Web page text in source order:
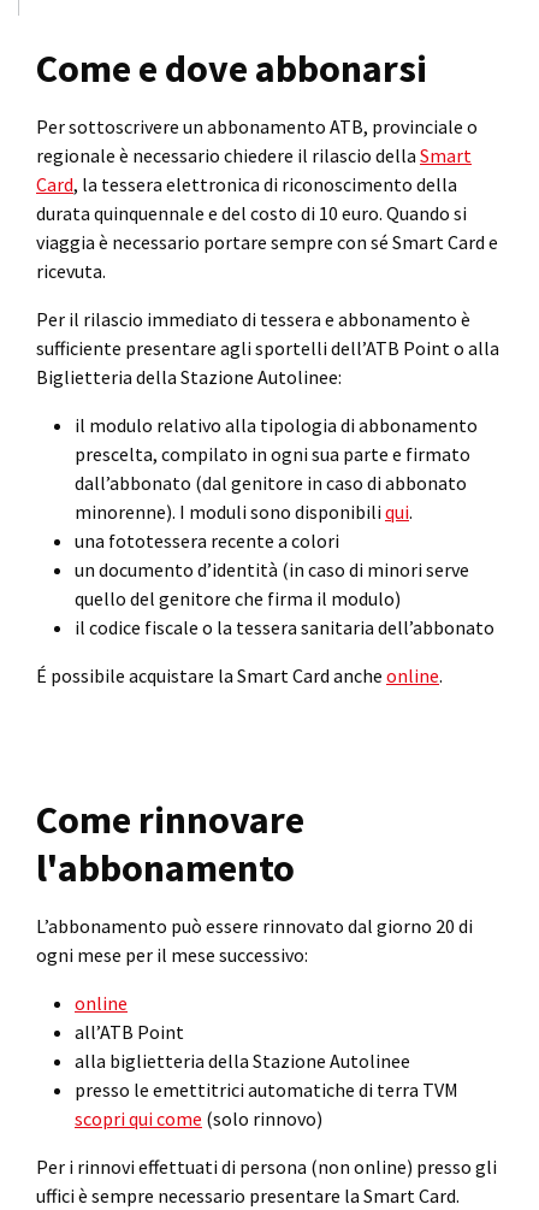
Come e dove abbonarsi
Per sottoscrivere un abbonamento ATB, provinciale o
regionale è necessario chiedere il rilascio della Smart
Card, la tessera elettronica di riconoscimento della
durata quinquennale e del costo di 10 euro. Quando si
viaggia è necessario portare sempre con sé Smart Card e
ricevuta.
Per il rilascio immediato di tessera e abbonamento è
sufficiente presentare agli sportelli dell’ATB Point o alla
Biglietteria della Stazione Autolinee:
il modulo relativo alla tipologia di abbonamento
prescelta, compilato in ogni sua parte e firmato
dall’abbonato (dal genitore in caso di abbonato
minorenne). I moduli sono disponibili qui.
una fototessera recente a colori
un documento d’identità (in caso di minori serve
quello del genitore che firma il modulo)
il codice fiscale o la tessera sanitaria dell’abbonato
É possibile acquistare la Smart Card anche online.
Come rinnovare
l'abbonamento
L’abbonamento può essere rinnovato dal giorno 20 di
ogni mese per il mese successivo:
online
all’ATB Point
alla biglietteria della Stazione Autolinee
presso le emettitrici automatiche di terra TVM
scopri qui come (solo rinnovo)
Per i rinnovi effettuati di persona (non online) presso gli
uffici è sempre necessario presentare la Smart Card.